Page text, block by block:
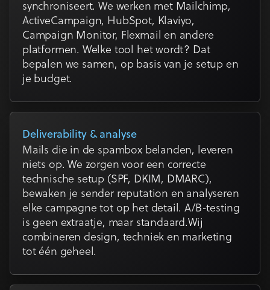
synchroniseert. We werken met Mailchimp,
ActiveCampaign, HubSpot, Klaviyo,
Campaign Monitor, Flexmail en andere
platformen. Welke tool het wordt? Dat
bepalen we samen, op basis van je setup en
je budget.
Deliverability & analyse
Mails die in de spambox belanden, leveren
niets op. We zorgen voor een correcte
technische setup (SPF, DKIM, DMARC),
bewaken je sender reputation en analyseren
elke campagne tot op het detail. A/B-testing
is geen extraatje, maar standaard.Wij
combineren design, techniek en marketing
tot één geheel.